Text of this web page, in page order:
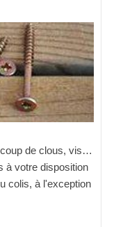
de clous, vis…
à votre disposition
colis, à l'exception